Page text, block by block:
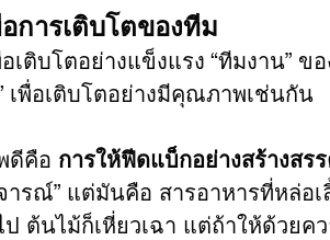
อการเติบโตของทีม
ติบโตอย่างแข็งแรง “ทีมงาน” ขอ
เพื่อเติบโตอย่างมีคุณภาพเช่นกัน
ดีคือ การให้ฟีดแบ็กอย่างสร้างสร
ารณ์” แต่มันคือ สารอาหารที่หล่อเ
ต้นไม้ก็เหี่ยวเฉา แต่ถ้าให้ด้วยค